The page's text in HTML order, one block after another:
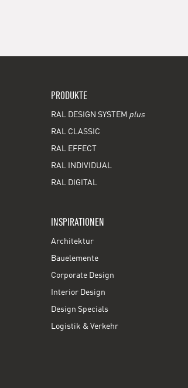
PRODUKTE
RAL DESIGN SYSTEM plus
RAL CLASSIC
RAL EFFECT
RAL INDIVIDUAL
RAL DIGITAL
INSPIRATIONEN
Architektur
Bauelemente
Corporate Design
Interior Design
Design Specials
Logistik & Verkehr